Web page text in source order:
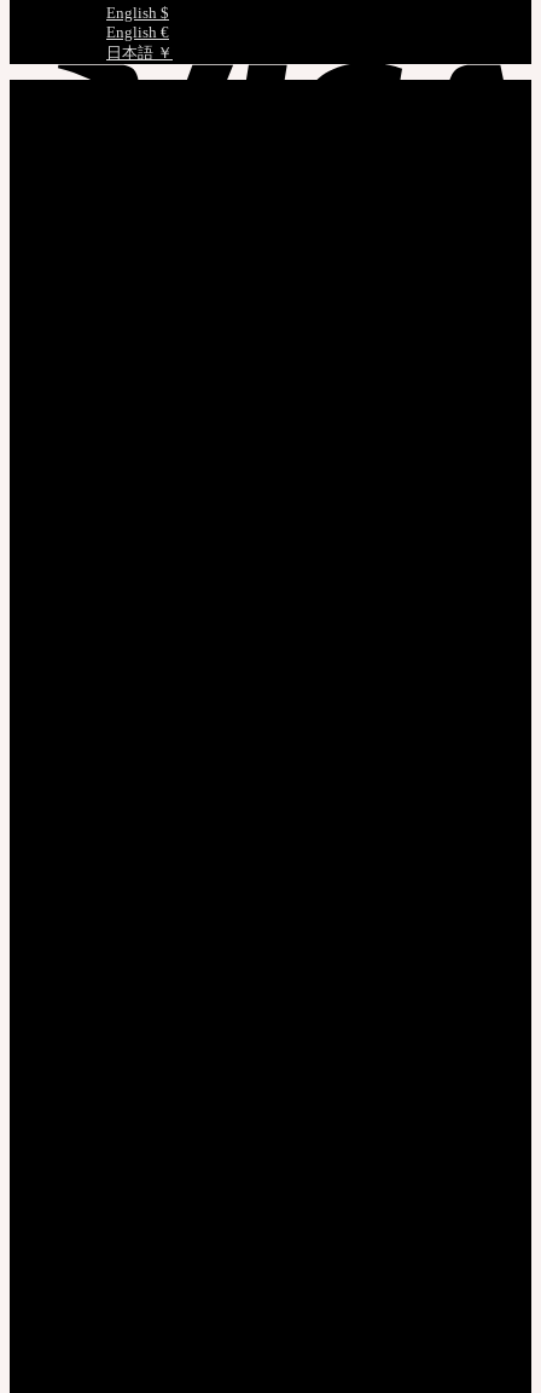
English $
English €
日本語 ￥